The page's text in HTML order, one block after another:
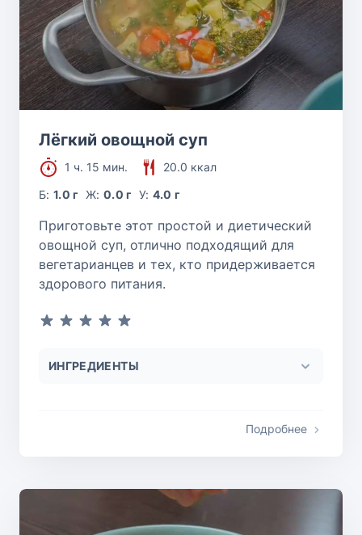
Лёгкий овощной суп
1 ч. 15 мин.
20.0 ккал
Б:1.0 г Ж: 0.0 г У: 4.0 г
Приготовьте этот простой и диетический
овощной суп, отлично подходящий для
вегетарианцев и тех, кто придерживается
здорового питания.
ИНГРЕДИЕНТЫ
Подробнее